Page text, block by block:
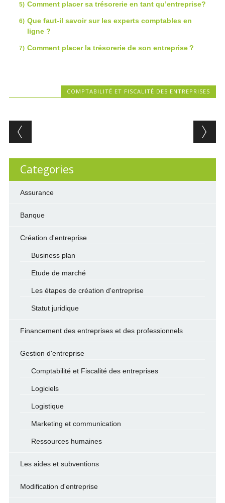
Comment placer sa trésorerie en tant qu’entreprise?
Que faut-il savoir sur les experts comptables en
ligne ?
Comment placer la trésorerie de son entreprise ?
COMPTABILITÉ ET FISCALITÉ DES ENTREPRISES
Post navigation
Categories
Assurance
Banque
Création d'entreprise
Business plan
Etude de marché
Les étapes de création d'entreprise
Statut juridique
Financement des entreprises et des professionnels
Gestion d'entreprise
Comptabilité et Fiscalité des entreprises
Logiciels
Logistique
Marketing et communication
Ressources humaines
Les aides et subventions
Modification d'entreprise